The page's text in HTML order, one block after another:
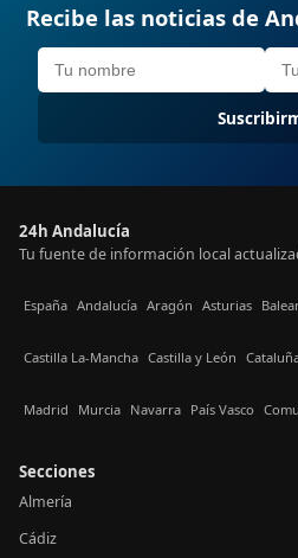
Recibe las noticias de
24h Andalucía
Tu fuente de información local
España Andalucía Aragón Asturias
Castilla La-Mancha Castilla y León
Madrid Murcia Navarra País Vasco
Secciones
Almería
Cádiz